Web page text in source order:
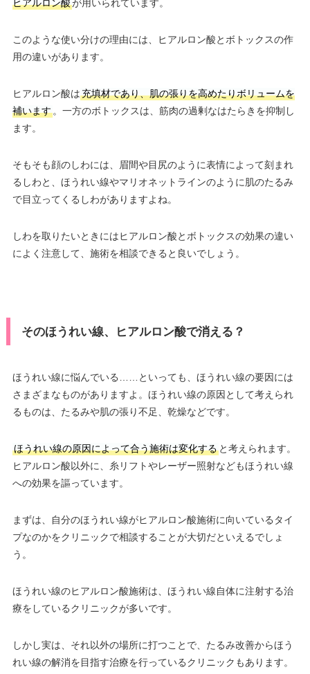
ヒアルロン酸が用いられています。
このような使い分けの理由には、ヒアルロン酸とボトックスの作
用の違いがあります。
ヒアルロン酸は充填材であり、肌の張りを高めたりボリュームを
補います。一方のボトックスは、筋肉の過剰なはたらきを抑制し
ます。
そもそも顔のしわには、眉間や目尻のように表情によって刻まれ
るしわと、ほうれい線やマリオネットラインのように肌のたるみ
で目立ってくるしわがありますよね。
しわを取りたいときにはヒアルロン酸とボトックスの効果の違い
によく注意して、施術を相談できると良いでしょう。
そのほうれい線、ヒアルロン酸で消える？
ほうれい線に悩んでいる……といっても、ほうれい線の要因には
さまざまなものがありますよ。ほうれい線の原因として考えられ
るものは、たるみや肌の張り不足、乾燥などです。
ほうれい線の原因によって合う施術は変化すると考えられます。
ヒアルロン酸以外に、糸リフトやレーザー照射などもほうれい線
への効果を謳っています。
まずは、自分のほうれい線がヒアルロン酸施術に向いているタイ
プなのかをクリニックで相談することが大切だといえるでしょ
う。
ほうれい線のヒアルロン酸施術は、ほうれい線自体に注射する治
療をしているクリニックが多いです。
しかし実は、それ以外の場所に打つことで、たるみ改善からほう
れい線の解消を目指す治療を行っているクリニックもあります。